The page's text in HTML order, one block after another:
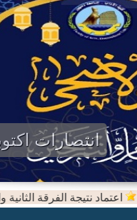
انتصارات
اعتماد نتيجة الفرقة الثانية